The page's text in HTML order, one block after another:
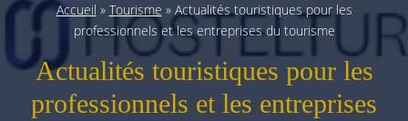
Accueil » Tourisme » Actualités touristiques pour les
professionnels et les entreprises du tourisme
Actualités touristiques pour les
professionnels et les entreprises